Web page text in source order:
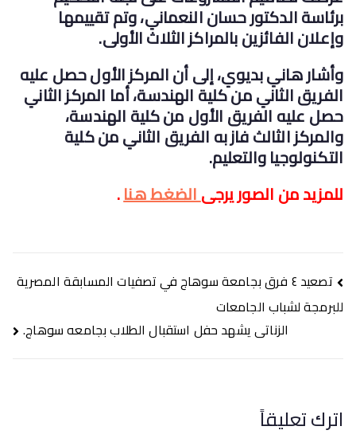
برئاسة الدكتور حسان النعماني، وتم تقييمها
وإعلان الفائزين بالمراكز الثلاث الأولى.
وأشار هاني بديوي، إلى أن المركز الأول حصل عليه
الفريق الثاني من كلية الهندسة، أما المركز الثاني
حصل عليه الفريق الأول من كلية الهندسة،
والمركز الثالث فاز به الفريق الثاني من كلية
التكنولوجيا والتعليم.
للمزيد من الصور يرجىالضغط هنا.
تصفّح
المقالات
تصعيد ٤ فرق بجامعة سوهاج في تصفيات المسابقة المصرية
للبرمجة لشباب الجامعات
الزناتى يشهد حفل استقبال الطلاب بجامعه سوهاج.
اترك تعليقاً